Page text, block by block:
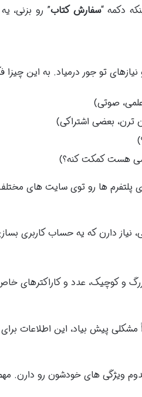
دکمه “سفارش کتاب” رو بزنی،
تو جور درمیاد. به این چیزا
صوتی)
ترن، بعضی اشتراکی)
هست کمکت کنه؟)
پلتفرم ها رو توی سایت های
نیاز دارن که یه حساب کاربری
و کوچیک، عدد و کاراکترهای
مشکلی پیش بیاد، این اطلاعات
ویژگی های خودشون رو دارن.